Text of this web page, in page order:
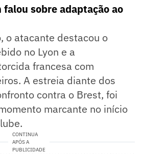
sobre adaptação ao
o atacante destacou o
no Lyon e a
francesa com
A estreia diante dos
contra o Brest, foi
marcante no início
CONTINUA
APÓS A
PUBLICIDADE